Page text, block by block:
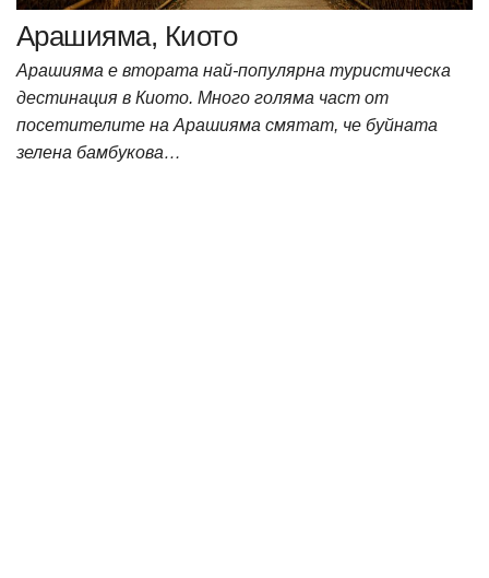
Арашияма, Киото
Арашияма е втората най-популярна туристическа
дестинация в Киото. Много голяма част от
посетителите на Арашияма смятат, че буйната
зелена бамбукова…